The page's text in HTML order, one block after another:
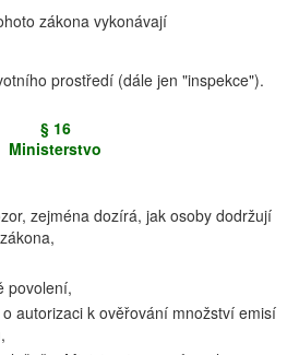
zákona vykonávají
prostředí (dále jen "inspekce").
§ 16
Ministerstvo
zejména dozírá, jak osoby dodržují
povolení,
autorizaci k ověřování množství emisí